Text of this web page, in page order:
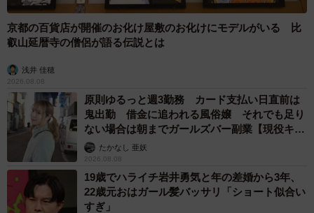
京都の百貨店が開催のお化け屋敷のお化けにモデルがいる 比
叡山延暦寺の僧侶が語る伝説とは
浅井 佳穂
2026.08.08
原則ゆるっと週3勤務 カード支払い日直前は
鬼出勤 借金に追われる風俗嬢 それでも足り
ない場合は朝までガールズバー副業【現役キャ
ストに取材】
たかなし 亜妖
2026.08.08
19歳でハライチ岩井勇気と年の差婚から3年、
22歳元おはガール髪バッサリ「ショート似合い
すぎ」